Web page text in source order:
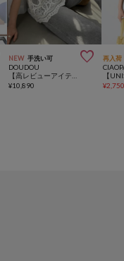
NEW 手洗い可 
DOUDOU
¥10,890
再入荷
¥